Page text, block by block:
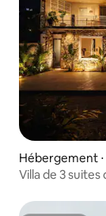
Hébergement
Villa de 3 suites